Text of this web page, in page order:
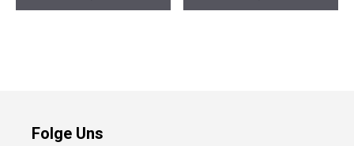
Folge Uns